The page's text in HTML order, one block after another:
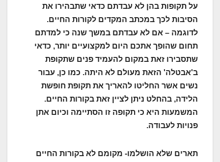
על תקופות בהן לא עבדתם כדאי שתבהירו את
הסיבות לכך במכתב המקדים לקורות החיים.
לדוגמה – אם לא עבדתם במשך שנה כי למדתם
תחום שהופך אתכם היום למקצועיים יותר, כדאי
שתסבירו זאת במקום להעמיד פנים שתקופת
ב'אבטלה' הזאת מעולם לא היתה. כמו כן, עבור
נשים אשר החליטו להאריך את תקופת חופשת
הלידה, בהחלט ניתן לציין זאת בקורות החיים.
המשמעות היא כי תקופה זו הסתיימה וכיום אתן
פנויות לעבודה.
תארים שלא הושלמו- מקומם לא בקורות החיים